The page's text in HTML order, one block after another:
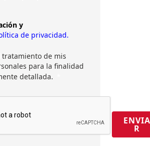
y
de privacidad.
tratamiento de mis
para la finalidad
detallada.
ENVIA
R